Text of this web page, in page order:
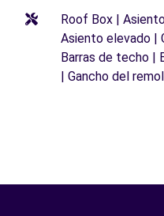
Roof Box |
Asiento elevado |
Barras de techo |
| Gancho del